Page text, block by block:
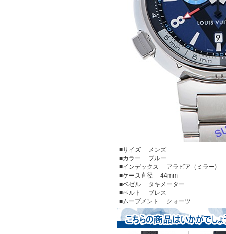
■サイズ メンズ
■カラー ブルー
■インデックス アラビア（ミラー)
■ケース直径 44mm
■ベゼル タキメーター
■ベルト ブレス
■ムーブメント クォーツ